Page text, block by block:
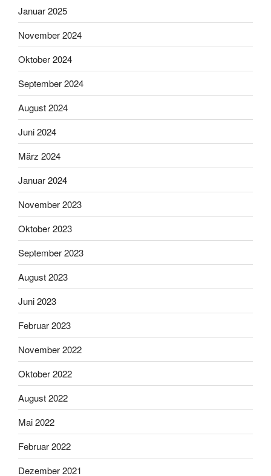
Januar 2025
November 2024
Oktober 2024
September 2024
August 2024
Juni 2024
März 2024
Januar 2024
November 2023
Oktober 2023
September 2023
August 2023
Juni 2023
Februar 2023
November 2022
Oktober 2022
August 2022
Mai 2022
Februar 2022
Dezember 2021